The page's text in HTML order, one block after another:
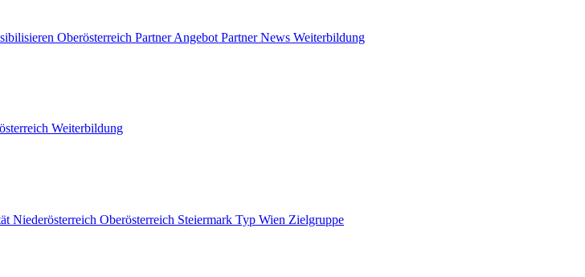
Oberösterreich Partner Angebot Partner News Weiterbildung
Weiterbildung
Niederösterreich Oberösterreich Steiermark Typ Wien Zielgruppe